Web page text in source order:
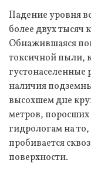
Падение уровня
более двух тысяч
Обнажившаяся
токсичной пыли,
наличия
высохшем дне
метров,
гидрологам на
пробивается
поверхности.